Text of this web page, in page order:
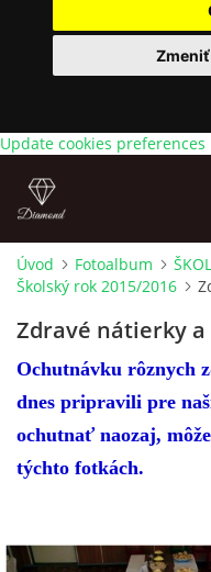
Update cookies preferences
AKTUÁLNE OZNAMY
ZÁPIS DETÍ NA
Úvod Fotoalbum
Školský rok 2015/2016
Zdravé nátierky a
Ochutnávku rôznych
dnes pripravili pre
ochutnať naozaj,
týchto fotkách.